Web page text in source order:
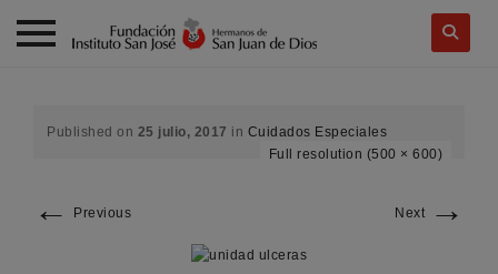
Published on 25 julio, 2017 in Cuidados Especiales
Full resolution (500 × 600)
← Previous Next →